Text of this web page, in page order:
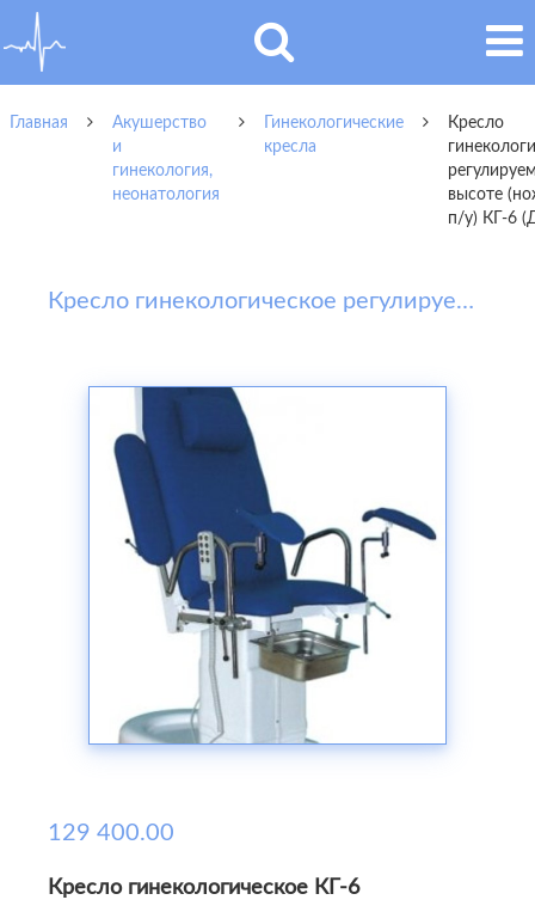
Главная
Акушерство
и
гинекология,
неонатология
Гинекологические
кресла
Кресло
высоте
п/у) КГ-6
Кресло гинекологическое регулируемое по высоте (ножной п/у) КГ-6 (ДЗМО)
129 400.00
Кресло гинекологическое КГ-6